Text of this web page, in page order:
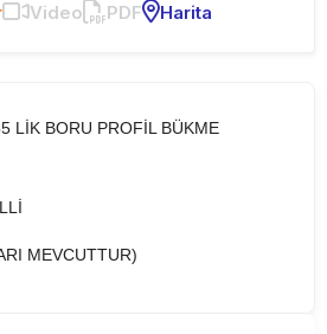
Video PDF Harita
LİK BORU PROFİL BÜKME
MEVCUTTUR)